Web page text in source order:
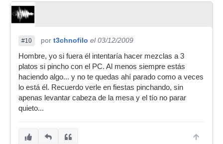
#10 por t3chnofilo el 03/12/2009
Hombre, yo si fuera él intentaría hacer mezclas a 3
platos si pincho con el PC. Al menos siempre estás
haciendo algo... y no te quedas ahí parado como a veces
lo está él. Recuerdo verle en fiestas pinchando, sin
apenas levantar cabeza de la mesa y el tío no parar
quieto...